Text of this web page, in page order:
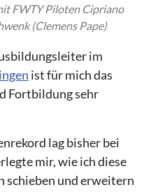
FWTY Piloten Cipriano
(Clemens Pape)
im
ist für mich das
Fortbildung sehr
lag bisher bei
mir, wie ich diese
schieben und erweitern